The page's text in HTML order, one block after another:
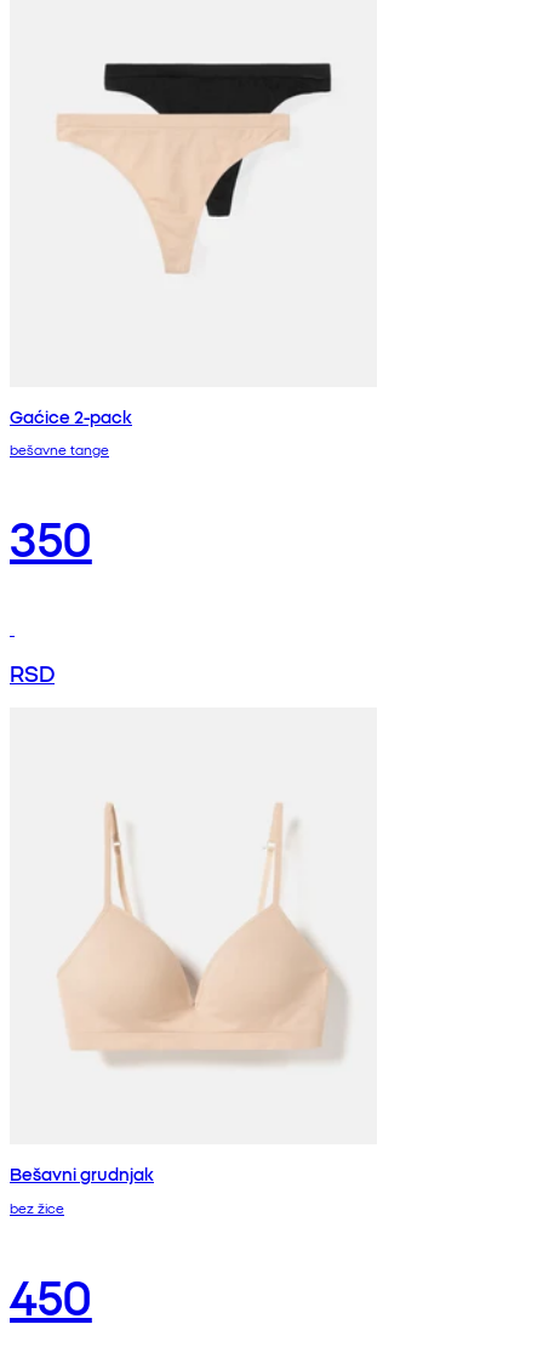
Gaćice 2-pack
bešavne tange
350
RSD
Bešavni grudnjak
bez žice
450